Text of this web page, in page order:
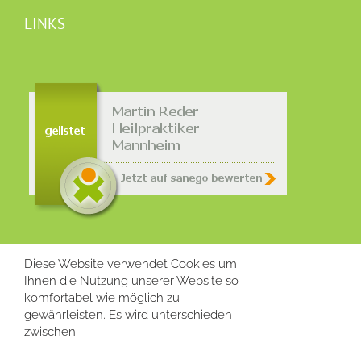
LINKS
INFORMATIONEN
Häufig gestellte Fragen
Diese Website verwendet Cookies um
Ihnen die Nutzung unserer Website so
komfortabel wie möglich zu
gewährleisten. Es wird unterschieden
zwischen